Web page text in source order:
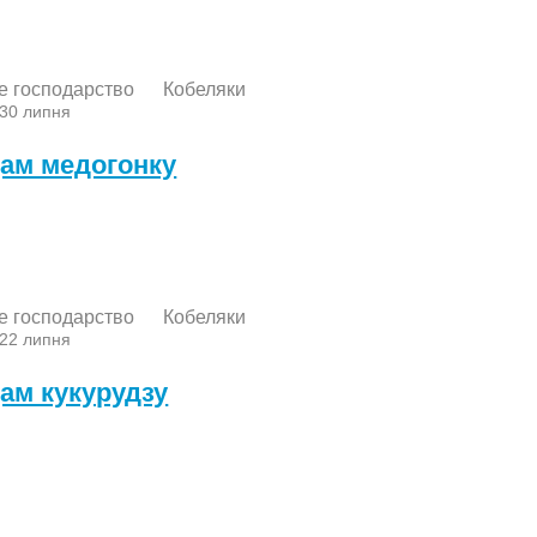
господарство Кобеляки
липня
медогонку
господарство Кобеляки
липня
кукурудзу